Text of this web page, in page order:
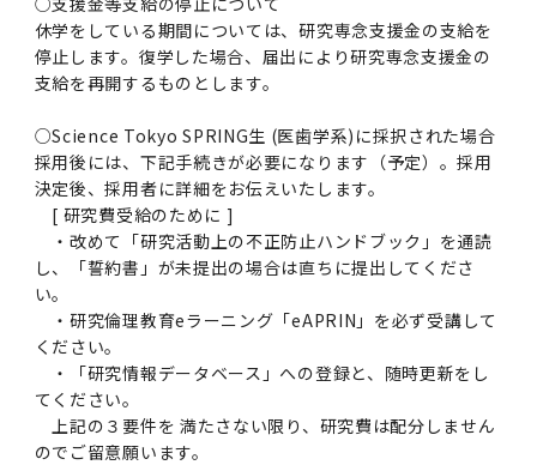
休学をしている期間については、研究専念支援金の支給を
停止します。復学した場合、届出により研究専念支援金の
支給を再開するものとします。
○Science Tokyo SPRING生 (医歯学系)に採択された場合
採用後には、下記手続きが必要になります（予定）。採用
決定後、採用者に詳細をお伝えいたします。
[ 研究費受給のために ]
・改めて「研究活動上の不正防止ハンドブック」を通読
し、「誓約書」が未提出の場合は直ちに提出してくださ
い。
・研究倫理教育eラーニング「eAPRIN」を必ず受講して
ください。
・「研究情報データベース」への登録と、随時更新をし
てください。
上記の３要件を 満たさない限り、研究費は配分しません
のでご留意願います。